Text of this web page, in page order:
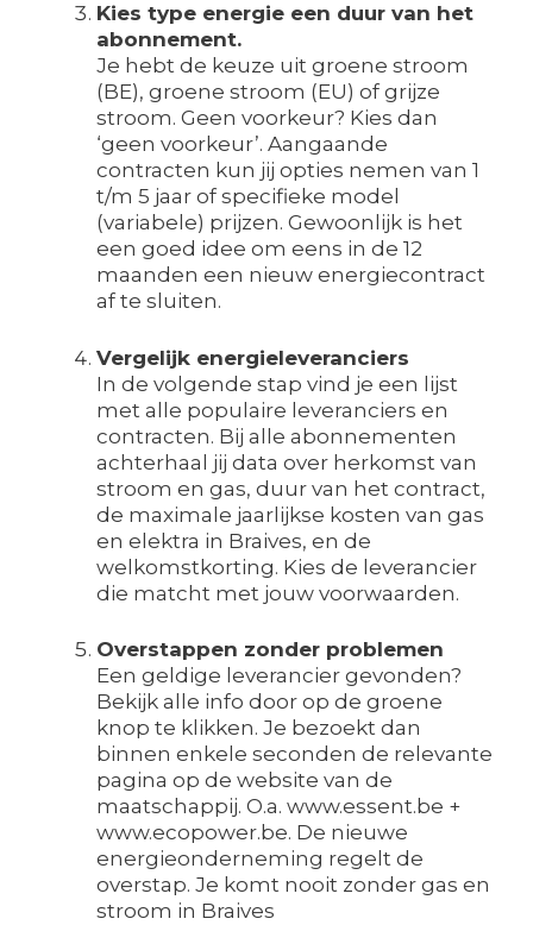
Kies type energie een duur van het
abonnement.
Je hebt de keuze uit groene stroom
(BE), groene stroom (EU) of grijze
stroom. Geen voorkeur? Kies dan
‘geen voorkeur’. Aangaande
contracten kun jij opties nemen van 1
t/m 5 jaar of specifieke model
(variabele) prijzen. Gewoonlijk is het
een goed idee om eens in de 12
maanden een nieuw energiecontract
af te sluiten.
Vergelijk energieleveranciers
In de volgende stap vind je een lijst
met alle populaire leveranciers en
contracten. Bij alle abonnementen
achterhaal jij data over herkomst van
stroom en gas, duur van het contract,
de maximale jaarlijkse kosten van gas
en elektra in Braives, en de
welkomstkorting. Kies de leverancier
die matcht met jouw voorwaarden.
Overstappen zonder problemen
Een geldige leverancier gevonden?
Bekijk alle info door op de groene
knop te klikken. Je bezoekt dan
binnen enkele seconden de relevante
pagina op de website van de
maatschappij. O.a. www.essent.be +
www.ecopower.be. De nieuwe
energieonderneming regelt de
overstap. Je komt nooit zonder gas en
stroom in Braives